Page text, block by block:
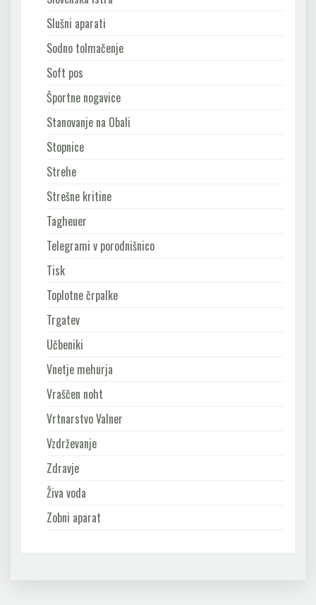
Slušni aparati
Sodno tolmačenje
Soft pos
Športne nogavice
Stanovanje na Obali
Stopnice
Strehe
Strešne kritine
Tagheuer
Telegrami v porodnišnico
Tisk
Toplotne črpalke
Trgatev
Učbeniki
Vnetje mehurja
Vraščen noht
Vrtnarstvo Valner
Vzdrževanje
Zdravje
Živa voda
Zobni aparat